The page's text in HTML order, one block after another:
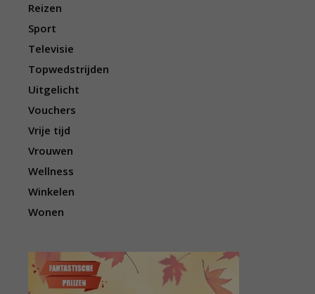
Reizen
Sport
Televisie
Topwedstrijden
Uitgelicht
Vouchers
Vrije tijd
Vrouwen
Wellness
Winkelen
Wonen